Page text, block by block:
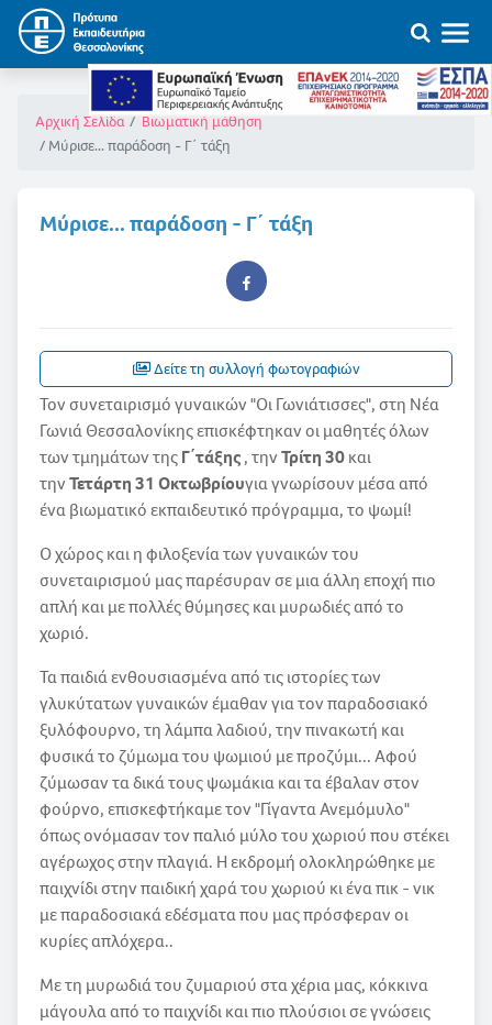
Αρχική Σελίδα
Βιωματική μάθηση
Μύρισε... παράδοση - Γ΄ τάξη
Μύρισε... παράδοση - Γ΄ τάξη
Δείτε τη συλλογή φωτογραφιών
Τον συνεταιρισμό γυναικών "Οι Γωνιάτισσες", στη Νέα
Γωνιά Θεσσαλονίκης επισκέφτηκαν οι μαθητές όλων
των τμημάτων τηςΓ΄τάξης, τηνΤρίτη 30και
τηνΤετάρτη 31 Οκτωβρίουγια γνωρίσουν μέσα από
ένα βιωματικό εκπαιδευτικό πρόγραμμα, το ψωμί!
Ο χώρος και η φιλοξενία των γυναικών του
συνεταιρισμού μας παρέσυραν σε μια άλλη εποχή πιο
απλή και με πολλές θύμησες και μυρωδιές από το
χωριό.
Τα παιδιά ενθουσιασμένα από τις ιστορίες των
γλυκύτατων γυναικών έμαθαν για τον παραδοσιακό
ξυλόφουρνο, τη λάμπα λαδιού, την πινακωτή και
φυσικά το ζύμωμα του ψωμιού με προζύμι... Αφού
ζύμωσαν τα δικά τους ψωμάκια και τα έβαλαν στον
φούρνο, επισκεφτήκαμε τον "Γίγαντα Ανεμόμυλο"
όπως ονόμασαν τον παλιό μύλο του χωριού που στέκει
αγέρωχος στην πλαγιά. Η εκδρομή ολοκληρώθηκε με
παιχνίδι στην παιδική χαρά του χωριού κι ένα πικ - νικ
με παραδοσιακά εδέσματα που μας πρόσφεραν οι
κυρίες απλόχερα..
Με τη μυρωδιά του ζυμαριού στα χέρια μας, κόκκινα
μάγουλα από το παιχνίδι και πιο πλούσιοι σε γνώσεις